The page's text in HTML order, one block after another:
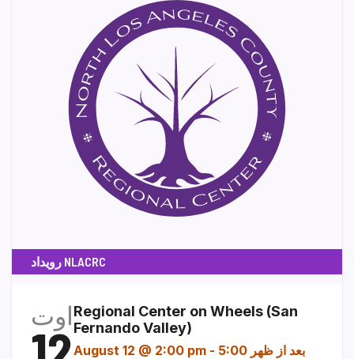
رویداد NLACRC
اوتRegional Center on Wheels (San
Fernando Valley)
August 12 @ 2:00 pm - 5:00 بعد از ظهر